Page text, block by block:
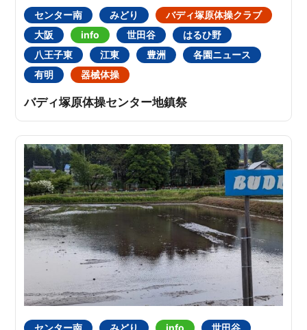
センター南 みどり
バディ塚原体操クラブ
大阪
info 世田谷
はるひ野
八王子東
江東 豊洲
各園ニュース
有明
器械体操
バディ塚原体操センター地鎮祭
センター南 みどり info
世田谷